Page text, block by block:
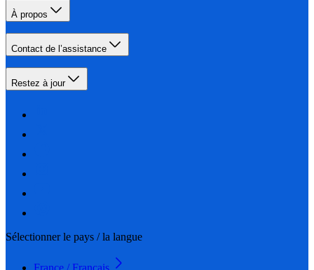
À propos
Contact de l’assistance
Restez à jour
Sélectionner le pays / la langue
France / Français